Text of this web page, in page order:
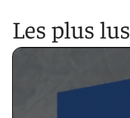
Les plus lus